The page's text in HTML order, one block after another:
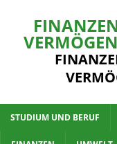
STUDIUM UND BERUF